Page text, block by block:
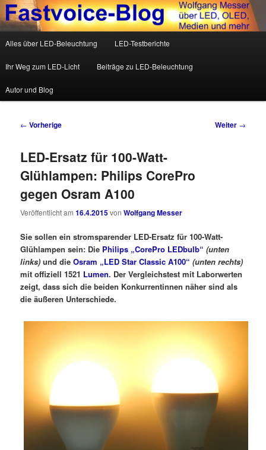
Fastvoice-Blog
Wolfgang Messer über LED, OLED, Medien und mehr
Zum Inhalt wechseln
Zum sekundären Inhalt wechseln
Alles über LED-Beleuchtung LED-Testberichte
Ihr Weg zum LED-Licht Beiträge zu LED-Beleuchtung
Autor und Blog
Beitrags-Navigation
← Vorherige Weiter →
LED-Ersatz für 100-Watt-
Glühlampen: Philips CorePro
gegen Osram A100
Veröffentlicht am16.4.2015vonWolfgang Messer
Sie sollen ein stromsparender LED-Ersatz für 100-Watt-
Glühlampen sein: Die Philips „CorePro LEDbulb“ (unten
links) und dieOsram „LED Star Classic A100“ (unten rechts)
mit offiziell 1521 Lumen. Der Vergleichstest mit Laborwerten
zeigt, dass sich die beiden Konkurrentinnen näher sind als
die äußeren Unterschiede.